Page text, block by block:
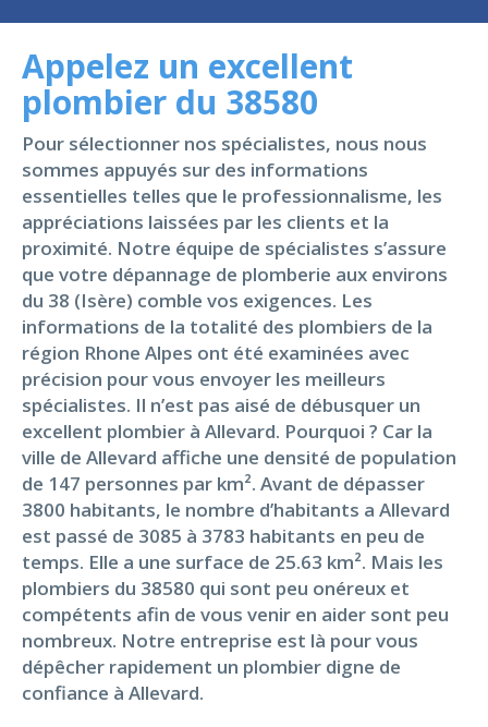
Appelez un excellent
plombier du 38580
Pour sélectionner nos spécialistes, nous nous
sommes appuyés sur des informations
essentielles telles que le professionnalisme, les
appréciations laissées par les clients et la
proximité. Notre équipe de spécialistes s’assure
que votre dépannage de plomberie aux environs
du 38 (Isère) comble vos exigences. Les
informations de la totalité des plombiers de la
région Rhone Alpes ont été examinées avec
précision pour vous envoyer les meilleurs
spécialistes. Il n’est pas aisé de débusquer un
excellent plombier à Allevard. Pourquoi ? Car la
ville de Allevard affiche une densité de population
de 147 personnes par km². Avant de dépasser
3800 habitants, le nombre d’habitants a Allevard
est passé de 3085 à 3783 habitants en peu de
temps. Elle a une surface de 25.63 km². Mais les
plombiers du 38580 qui sont peu onéreux et
compétents afin de vous venir en aider sont peu
nombreux. Notre entreprise est là pour vous
dépêcher rapidement un plombier digne de
confiance à Allevard.